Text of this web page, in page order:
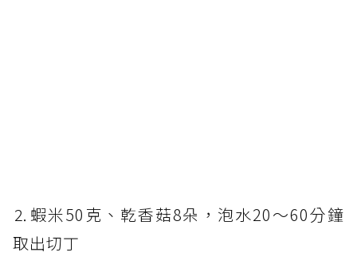
⒉蝦米50克、乾香菇8朵，泡水20～60分鐘
取出切丁